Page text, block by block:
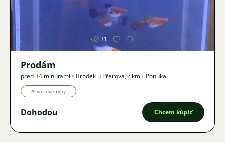
Obrázok
31
Prodám
pred 34 minútami • Brodek u Přerova,? km • Ponuka
Akváriové ryby
Dohodou Chcem kúpiť